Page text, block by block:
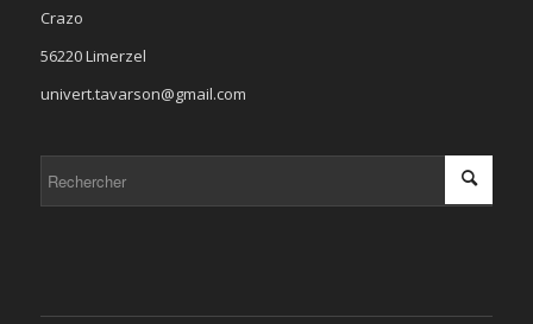
Crazo
56220 Limerzel
univert.tavarson@gmail.com